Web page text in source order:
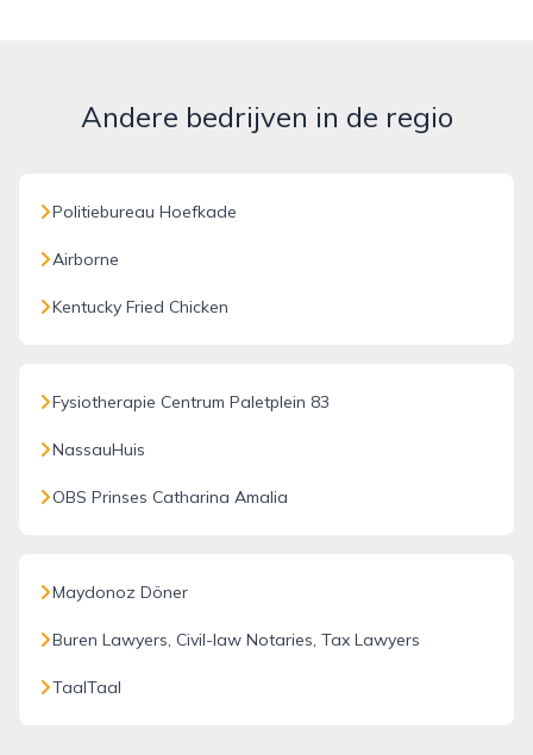
Andere bedrijven in de regio
Politiebureau Hoefkade
Airborne
Kentucky Fried Chicken
Fysiotherapie Centrum Paletplein 83
NassauHuis
OBS Prinses Catharina Amalia
Maydonoz Döner
Buren Lawyers, Civil-law Notaries, Tax Lawyers
TaalTaal